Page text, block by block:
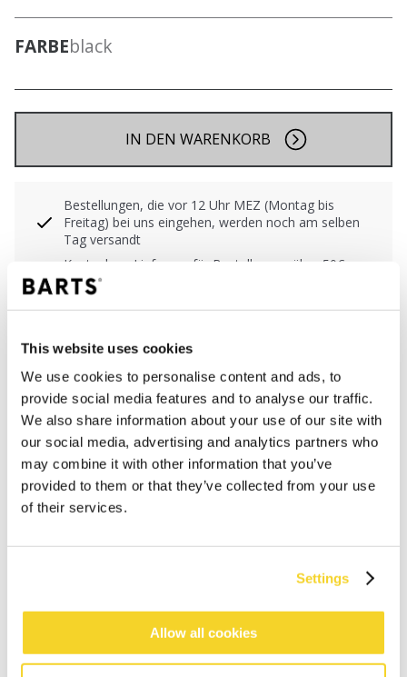
This website uses cookies
We use cookies to personalise content and ads, to
provide social media features and to analyse our traffic.
We also share information about your use of our site with
our social media, advertising and analytics partners who
may combine it with other information that you’ve
provided to them or that they’ve collected from your use
of their services.
Settings
Allow all cookies
FARBEblack
IN DEN WARENKORB
Bestellungen, die vor 12 Uhr MEZ (Montag bis
Freitag) bei uns eingehen, werden noch am selben
Tag versandt
Kostenlose Lieferung für Bestellungen über 50€
innerhalb Deutschland
30 Tage Rückgaberecht
BESCHREIBUNG
Bikinihose mit mittelhoher Taille
91% Polyamid/Nylon
Normales Bein
Vollständige Abdeckung des Gesäßes
Ausgefallenes Detail mit Raffungen in den